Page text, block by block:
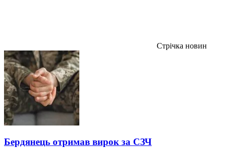
Стрічка новин
Бердянець отримав вирок за СЗЧ